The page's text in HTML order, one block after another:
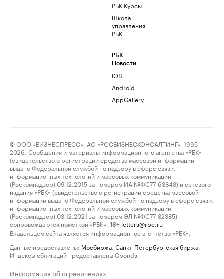
РБК Курсы
Школа
управления
РБК
РБК
Новости
iOS
Android
AppGallery
© ООО «БИЗНЕСПРЕСС», АО «РОСБИЗНЕСКОНСАЛТИНГ», 1995–
2026. Сообщения и материалы информационного агентства «РБК»
(свидетельство о регистрации средства массовой информации
выдано Федеральной службой по надзору в сфере связи,
информационных технологий и массовых коммуникаций
(Роскомнадзор) 09.12.2015 за номером ИА №ФС77-63848) и сетевого
издания «РБК» (свидетельство о регистрации средства массовой
информации выдано Федеральной службой по надзору в сфере связи,
информационных технологий и массовых коммуникаций
(Роскомнадзор) 03.12.2021 за номером ЭЛ №ФС77-82385)
сопровождаются пометкой «РБК».
18+ letters@rbc.ru
Владельцем сайта является информационное агентство «РБК».
Данные предоставлены: Мосбиржа Санкт-Петербургская биржа
Индексы облигаций предоставлены Cbonds.
Информация об ограничениях